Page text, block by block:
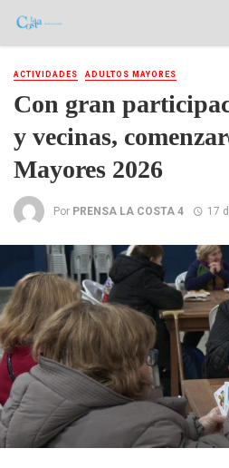
ACTIVIDADES ADULTOS MAYORES
Con gran
y vecinas,
Mayores 2026
Por PRENSA LA COSTA 4 17